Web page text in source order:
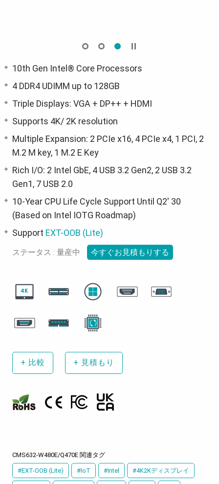
10th Gen Intel® Core Processors
4 DDR4 UDIMM up to 128GB
Triple Displays: VGA + DP++ + HDMI
Supports 4K/ 2K resolution
Multiple Expansion: 2 PCIe x16, 4 PCIe x4, 1 PCI, 2
M.2 M key, 1 M.2 E Key
Rich I/O: 2 Intel GbE, 4 USB 3.2 Gen2, 2 USB 3.2
Gen1, 7 USB 2.0
10-Year CPU Life Cycle Support Until Q2' 30
(Based on Intel IOTG Roadmap)
Support EXT-OOB (Lite)
ステータス : 量産中 今すぐお見積もりする
+ 比較 + 見積もり
CMS632-W480E/Q470E 関連タグ
#EXT-OOB (Lite) #IoT #Intel #4K2Kディスプレイ